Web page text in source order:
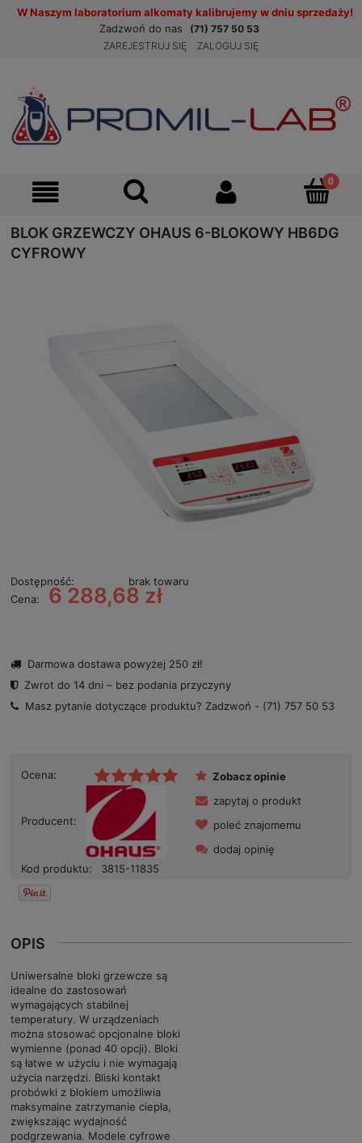
W Naszym laboratorium alkomaty kalibrujemy w dniu sprzedaży!
Zadzwoń do nas
(71) 757 50 53
ZAREJESTRUJ SIĘ
ZALOGUJ SIĘ
BLOK GRZEWCZY OHAUS 6-BLOKOWY HB6DG
CYFROWY
Dostępność:
brak towaru
Cena:
6 288,68 zł
Darmowa dostawa powyżej 250 zł!
Zwrot do 14 dni – bez podania przyczyny
Masz pytanie dotyczące produktu? Zadzwoń - (71) 757 50 53
Ocena:
Producent:
Kod produktu: 3815-11835
Zobacz opinie
zapytaj o produkt
poleć znajomemu
dodaj opinię
OPIS
Uniwersalne bloki grzewcze są
idealne do zastosowań
wymagających stabilnej
temperatury. W urządzeniach
można stosować opcjonalne bloki
wymienne (ponad 40 opcji). Bloki
są łatwe w użyciu i nie wymagają
użycia narzędzi. Bliski kontakt
probówki z blokiem umożliwia
maksymalne zatrzymanie ciepła,
zwiększając wydajność
podgrzewania. Modele cyfrowe